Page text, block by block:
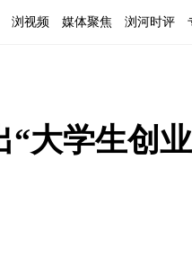
浏视频 媒体聚焦 浏河时评
大学生创